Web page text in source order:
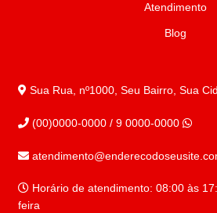
Atendimento
Blog
Sua Rua, nº1000, Seu Bairro, Sua
(00)0000-0000 / 9 0000-0000
Horário de atendimento: 08:00 às
feira